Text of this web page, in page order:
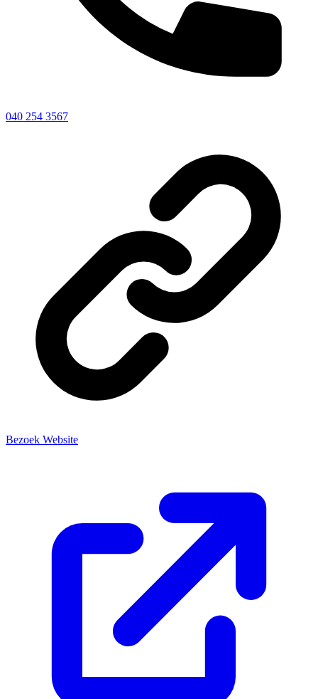
040 254 3567
Bezoek Website